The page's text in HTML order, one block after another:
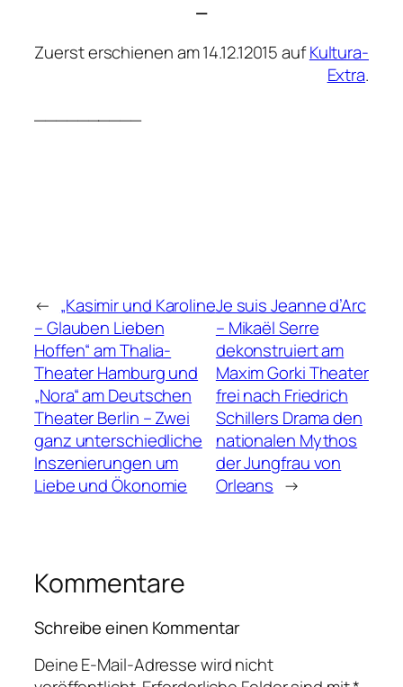
—
Zuerst erschienen am 14.12.12015 aufKultura-
Extra.
__________
← „Kasimir und Karoline
– Glauben Lieben
Hoffen“ am Thalia-
Theater Hamburg und
„Nora“ am Deutschen
Theater Berlin – Zwei
ganz unterschiedliche
Inszenierungen um
Liebe und Ökonomie
Je suis Jeanne d’Arc
– Mikaël Serre
dekonstruiert am
Maxim Gorki Theater
frei nach Friedrich
Schillers Drama den
nationalen Mythos
der Jungfrau von
Orleans →
Kommentare
Schreibe einen Kommentar
Deine E-Mail-Adresse wird nicht